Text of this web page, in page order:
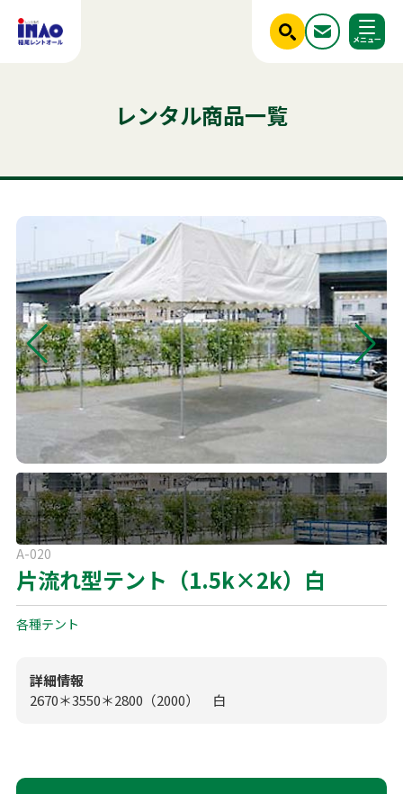
ご利用シーンから探す
はじめての方へ
レンタル規約
店舗情報
新着情報
実績紹介
見積依頼フォーム
お問い合わせ
よくある質問
プライバシーポリシー
見積リスト
電話お問い合わせ
板付店 092-589-0170
※最終受付16:30まで
閉じる
テントテーブル発電機クーラーフライヤー椅子ベンチ
パーテーションパネル
商品ジャンルから探す ご利用シーンから探す
セット商品 照明機器
屋外イベント用品 事務用品
展示会用品
模擬店用品
アミューズメント
パーティー用品
スポーツ その他
レンタル商品一覧
片流れ型テント（1.5k×2k）白
A-020
各種テント
詳細情報
2670＊3550＊2800（2000） 白